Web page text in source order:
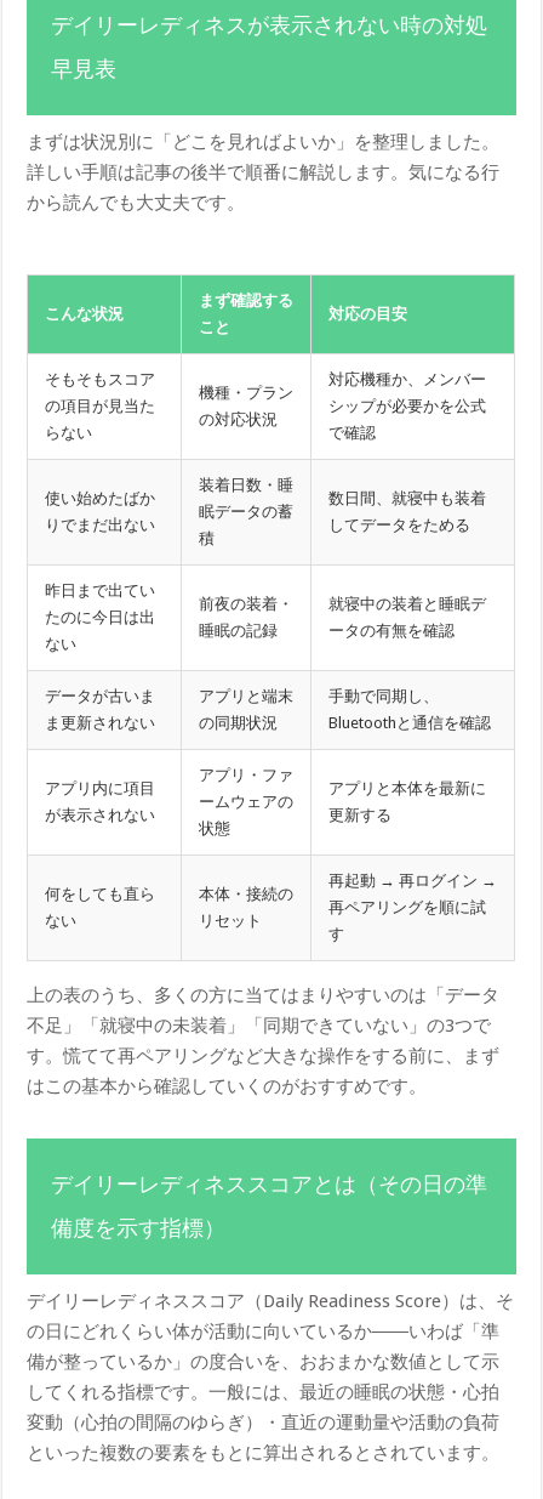
デイリーレディネスが表示されない時の対処
早見表
まずは状況別に「どこを見ればよいか」を整理しました。
詳しい手順は記事の後半で順番に解説します。気になる行
から読んでも大丈夫です。
こんな状況
まず確認する
こと
対応の目安
そもそもスコア
の項目が見当た
らない
機種・プラン
の対応状況
対応機種か、メンバー
シップが必要かを公式
で確認
使い始めたばか
りでまだ出ない
装着日数・睡
眠データの蓄
積
数日間、就寝中も装着
してデータをためる
昨日まで出てい
たのに今日は出
ない
前夜の装着・
睡眠の記録
就寝中の装着と睡眠デ
ータの有無を確認
データが古いま
ま更新されない
アプリと端末
の同期状況
手動で同期し、
Bluetoothと通信を確認
アプリ内に項目
が表示されない
アプリ・ファ
ームウェアの
状態
アプリと本体を最新に
更新する
何をしても直ら
ない
本体・接続の
リセット
再起動 → 再ログイン →
再ペアリングを順に試
す
上の表のうち、多くの方に当てはまりやすいのは「データ
不足」「就寝中の未装着」「同期できていない」の3つで
す。慌てて再ペアリングなど大きな操作をする前に、まず
はこの基本から確認していくのがおすすめです。
デイリーレディネススコアとは（その日の準
備度を示す指標）
デイリーレディネススコア（Daily Readiness Score）は、そ
の日にどれくらい体が活動に向いているか――いわば「準
備が整っているか」の度合いを、おおまかな数値として示
してくれる指標です。一般には、最近の睡眠の状態・心拍
変動（心拍の間隔のゆらぎ）・直近の運動量や活動の負荷
といった複数の要素をもとに算出されるとされています。